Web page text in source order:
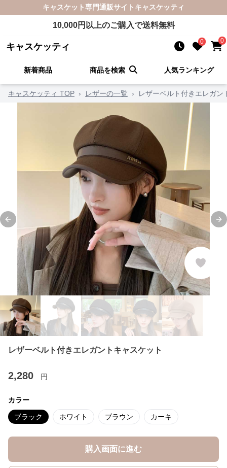
キャスケット専門通販サイト キャスケッティ
10,000円以上のご購入で送料無料
キャスケッティ 0 0
新着商品 商品を検索 人気ランキング
キャスケッティ TOP › レザーの一覧 › レザーベルト付きエレガン
Previous slide
レザーベルト付きエレガントキャスケット
2,280 円
カラー
ブラック ホワイト ブラウン カーキ
購入画面に進む